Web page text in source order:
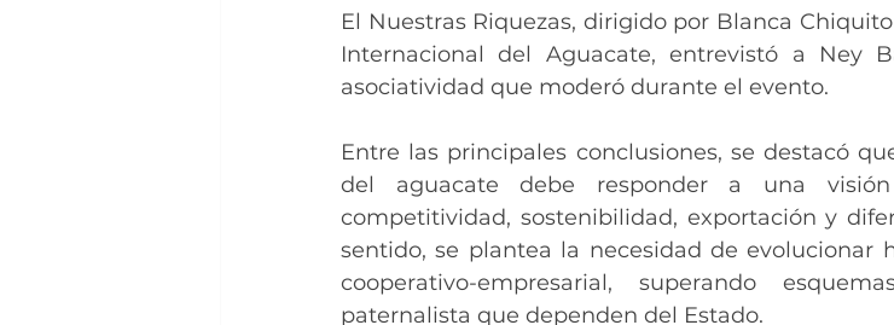
El Nuestras Riquezas, dirigido por Blanca
Internacional del Aguacate, entrevistó a Ney
asociatividad que moderó durante el evento.
Entre las principales conclusiones, se destacó
del aguacate debe responder a una
competitividad, sostenibilidad, exportación y
sentido, se plantea la necesidad de evolucionar
cooperativo-empresarial, superando
paternalista que dependen del Estado.